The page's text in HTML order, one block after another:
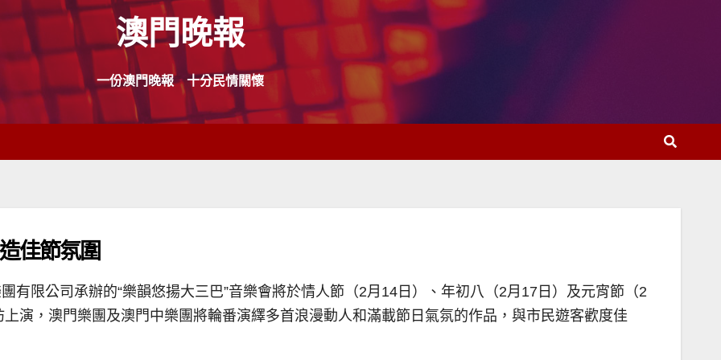
澳門晚報
一份澳門晚報 十分民情關懷
佳節氛圍
有限公司承辦的“樂韻悠揚大三巴”音樂會將於情人節（2月14日）、年初八（2月17日）及元宵節（2
演，澳門樂團及澳門中樂團將輪番演繹多首浪漫動人和滿載節日氣氛的作品，與市民遊客歡度佳